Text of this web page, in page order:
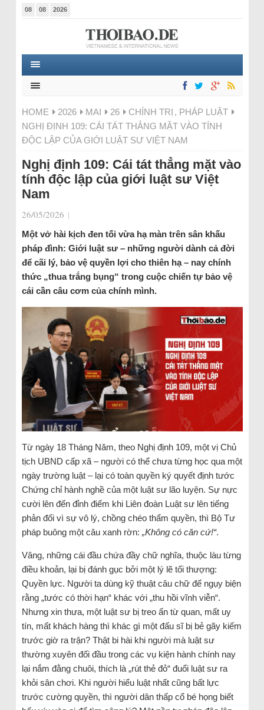
08 08 2026
HOME 2026 MAI 26 CHÍNH TRỊ , PHÁP LUẬT
NGHỊ ĐỊNH 109: CÁI TÁT THẲNG MẶT VÀO TÍNH
ĐỘC LẬP CỦA GIỚI LUẬT SƯ VIỆT NAM
Nghị định 109: Cái tát thẳng mặt vào
tính độc lập của giới luật sư Việt
Nam
26/05/2026 |
Một vở hài kịch đen tối vừa hạ màn trên sân khấu
pháp đình: Giới luật sư – những người dành cả đời
để cãi lý, bảo vệ quyền lợi cho thiên hạ – nay chính
thức „thua trắng bụng“ trong cuộc chiến tự bảo vệ
cái cần câu cơm của chính mình.
Từ ngày 18 Tháng Năm, theo Nghị định 109, một vị Chủ
tịch UBND cấp xã – người có thể chưa từng học qua một
ngày trường luật – lại có toàn quyền ký quyết định tước
Chứng chỉ hành nghề của một luật sư lão luyện. Sự nực
cười lên đến đỉnh điểm khi Liên đoàn Luật sư lên tiếng
phản đối vì sự vô lý, chồng chéo thẩm quyền, thì Bộ Tư
pháp buông một câu xanh rờn: „Không có căn cứ!“.
Vâng, những cái đầu chứa đầy chữ nghĩa, thuộc làu từng
điều khoản, lại bị đánh gục bởi một lý lẽ tối thượng:
Quyền lực. Người ta dùng kỹ thuật câu chữ để ngụy biện
rằng „tước có thời hạn“ khác với „thu hồi vĩnh viễn“.
Nhưng xin thưa, một luật sư bị treo ấn từ quan, mất uy
tín, mất khách hàng thì khác gì một đấu sĩ bị bẻ gãy kiếm
trước giờ ra trận? Thật bi hài khi người mà luật sư
thường xuyên đối đầu trong các vụ kiện hành chính nay
lại nắm đằng chuôi, thích là „rút thẻ đỏ“ đuổi luật sư ra
khỏi sân chơi. Khi người hiểu luật nhất cũng bất lực
trước cường quyền, thì người dân thấp cổ bé họng biết